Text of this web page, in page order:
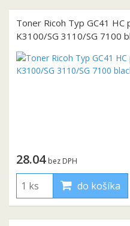
Toner Ricoh Typ GC41 HC
K3100/SG 3110/SG 7100
28.04 bez DPH
do košíka